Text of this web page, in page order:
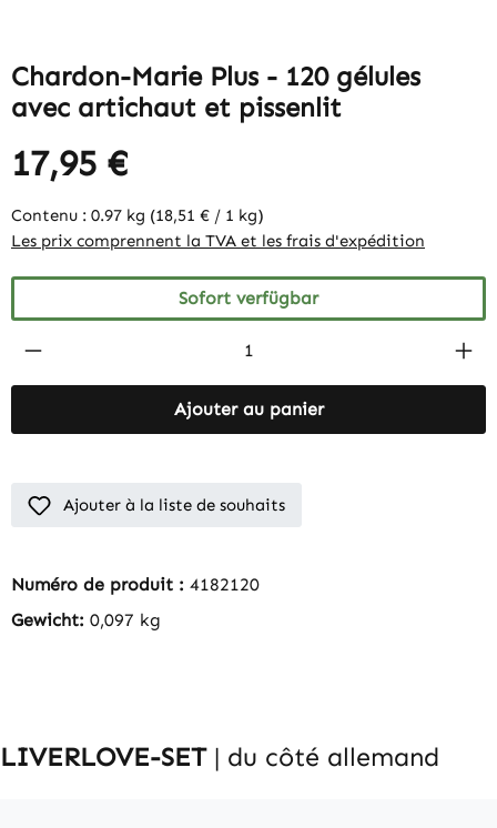
Chardon-Marie Plus - 120 gélules
avec artichaut et pissenlit
17,95 €
Contenu : 0.97 kg (18,51 € / 1 kg)
Les prix comprennent la TVA et les frais d'expédition
Sofort verfügbar
Produkt Anzahl: Gib den gewünschten
Ajouter au panier
Ajouter à la liste de souhaits
Numéro de produit : 4182120
Gewicht: 0,097 kg
LIVERLOVE-SET| du côté allemand